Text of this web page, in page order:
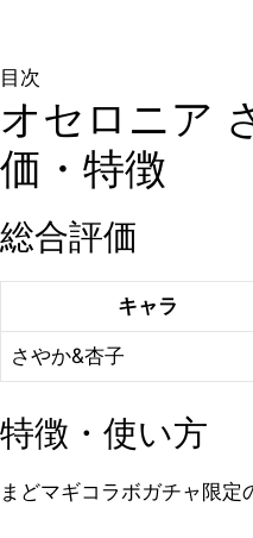
目次
オセロニア
価・特徴
総合評価
キャラ
さやか&杏子
特徴・使い方
まどマギコラボガチャ限定